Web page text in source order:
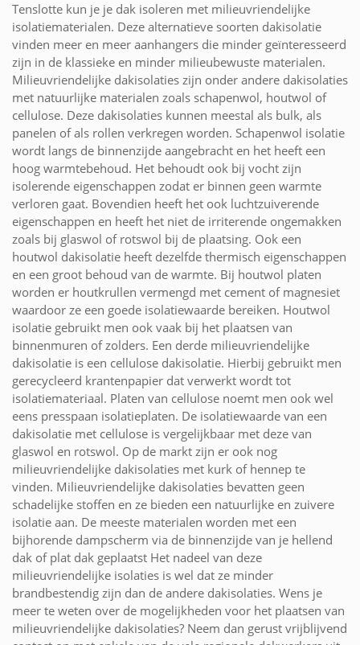
Tenslotte kun je je dak isoleren met milieuvriendelijke
isolatiematerialen. Deze alternatieve soorten dakisolatie
vinden meer en meer aanhangers die minder geïnteresseerd
zijn in de klassieke en minder milieubewuste materialen.
Milieuvriendelijke dakisolaties zijn onder andere dakisolaties
met natuurlijke materialen zoals schapenwol, houtwol of
cellulose. Deze dakisolaties kunnen meestal als bulk, als
panelen of als rollen verkregen worden. Schapenwol isolatie
wordt langs de binnenzijde aangebracht en het heeft een
hoog warmtebehoud. Het behoudt ook bij vocht zijn
isolerende eigenschappen zodat er binnen geen warmte
verloren gaat. Bovendien heeft het ook luchtzuiverende
eigenschappen en heeft het niet de irriterende ongemakken
zoals bij glaswol of rotswol bij de plaatsing. Ook een
houtwol dakisolatie heeft dezelfde thermisch eigenschappen
en een groot behoud van de warmte. Bij houtwol platen
worden er houtkrullen vermengd met cement of magnesiet
waardoor ze een goede isolatiewaarde bereiken. Houtwol
isolatie gebruikt men ook vaak bij het plaatsen van
binnenmuren of zolders. Een derde milieuvriendelijke
dakisolatie is een cellulose dakisolatie. Hierbij gebruikt men
gerecycleerd krantenpapier dat verwerkt wordt tot
isolatiemateriaal. Platen van cellulose noemt men ook wel
eens presspaan isolatieplaten. De isolatiewaarde van een
dakisolatie met cellulose is vergelijkbaar met deze van
glaswol en rotswol. Op de markt zijn er ook nog
milieuvriendelijke dakisolaties met kurk of hennep te
vinden. Milieuvriendelijke dakisolaties bevatten geen
schadelijke stoffen en ze bieden een natuurlijke en zuivere
isolatie aan. De meeste materialen worden met een
bijhorende dampscherm via de binnenzijde van je hellend
dak of plat dak geplaatst Het nadeel van deze
milieuvriendelijke isolaties is wel dat ze minder
brandbestendig zijn dan de andere dakisolaties. Wens je
meer te weten over de mogelijkheden voor het plaatsen van
milieuvriendelijke dakisolaties? Neem dan gerust vrijblijvend